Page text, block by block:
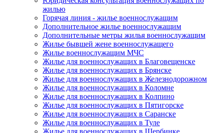
жилью
Горячая линия - жилье военнослужащим
Дополнительное жилье военнослужащим
Дополнительные метры жилья военнослужащим
Жилье бывшей жене военнослужащего
Жилье военнослужащим МЧС
Жилье для военнослужащих в Благовещенске
Жилье для военнослужащих в Брянске
Жилье для военнослужащих в Железнодорожном
Жилье для военнослужащих в Коломне
Жилье для военнослужащих в Колпино
Жилье для военнослужащих в Пятигорске
Жилье для военнослужащих в Саранске
Жилье для военнослужащих в Туле
Жилье для военнослужащих в Щербинке